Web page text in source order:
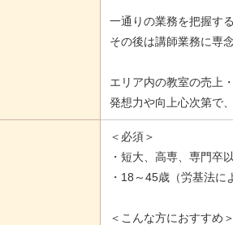
一通りの業務を把握す
その後は講師業務に専
エリア内の教室の売上
発想力や向上心次第で
＜必須＞
・短大、高専、専門卒
・18～45歳（労基法に
＜こんな方におすすめ＞